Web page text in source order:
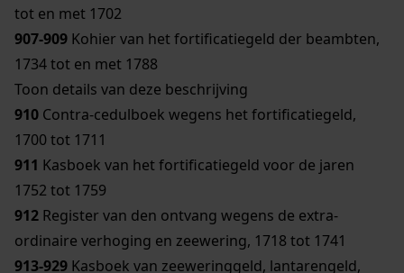
tot en met 1702
907-909 Kohier van het fortificatiegeld der beambten,
1734 tot en met 1788
Toon details van deze beschrijving
910 Contra-cedulboek wegens het fortificatiegeld,
1700 tot 1711
911 Kasboek van het fortificatiegeld voor de jaren
1752 tot 1759
912 Register van den ontvang wegens de extra-
ordinaire verhoging en zeewering, 1718 tot 1741
913-929 Kasboek van zeeweringgeld, lantarengeld,